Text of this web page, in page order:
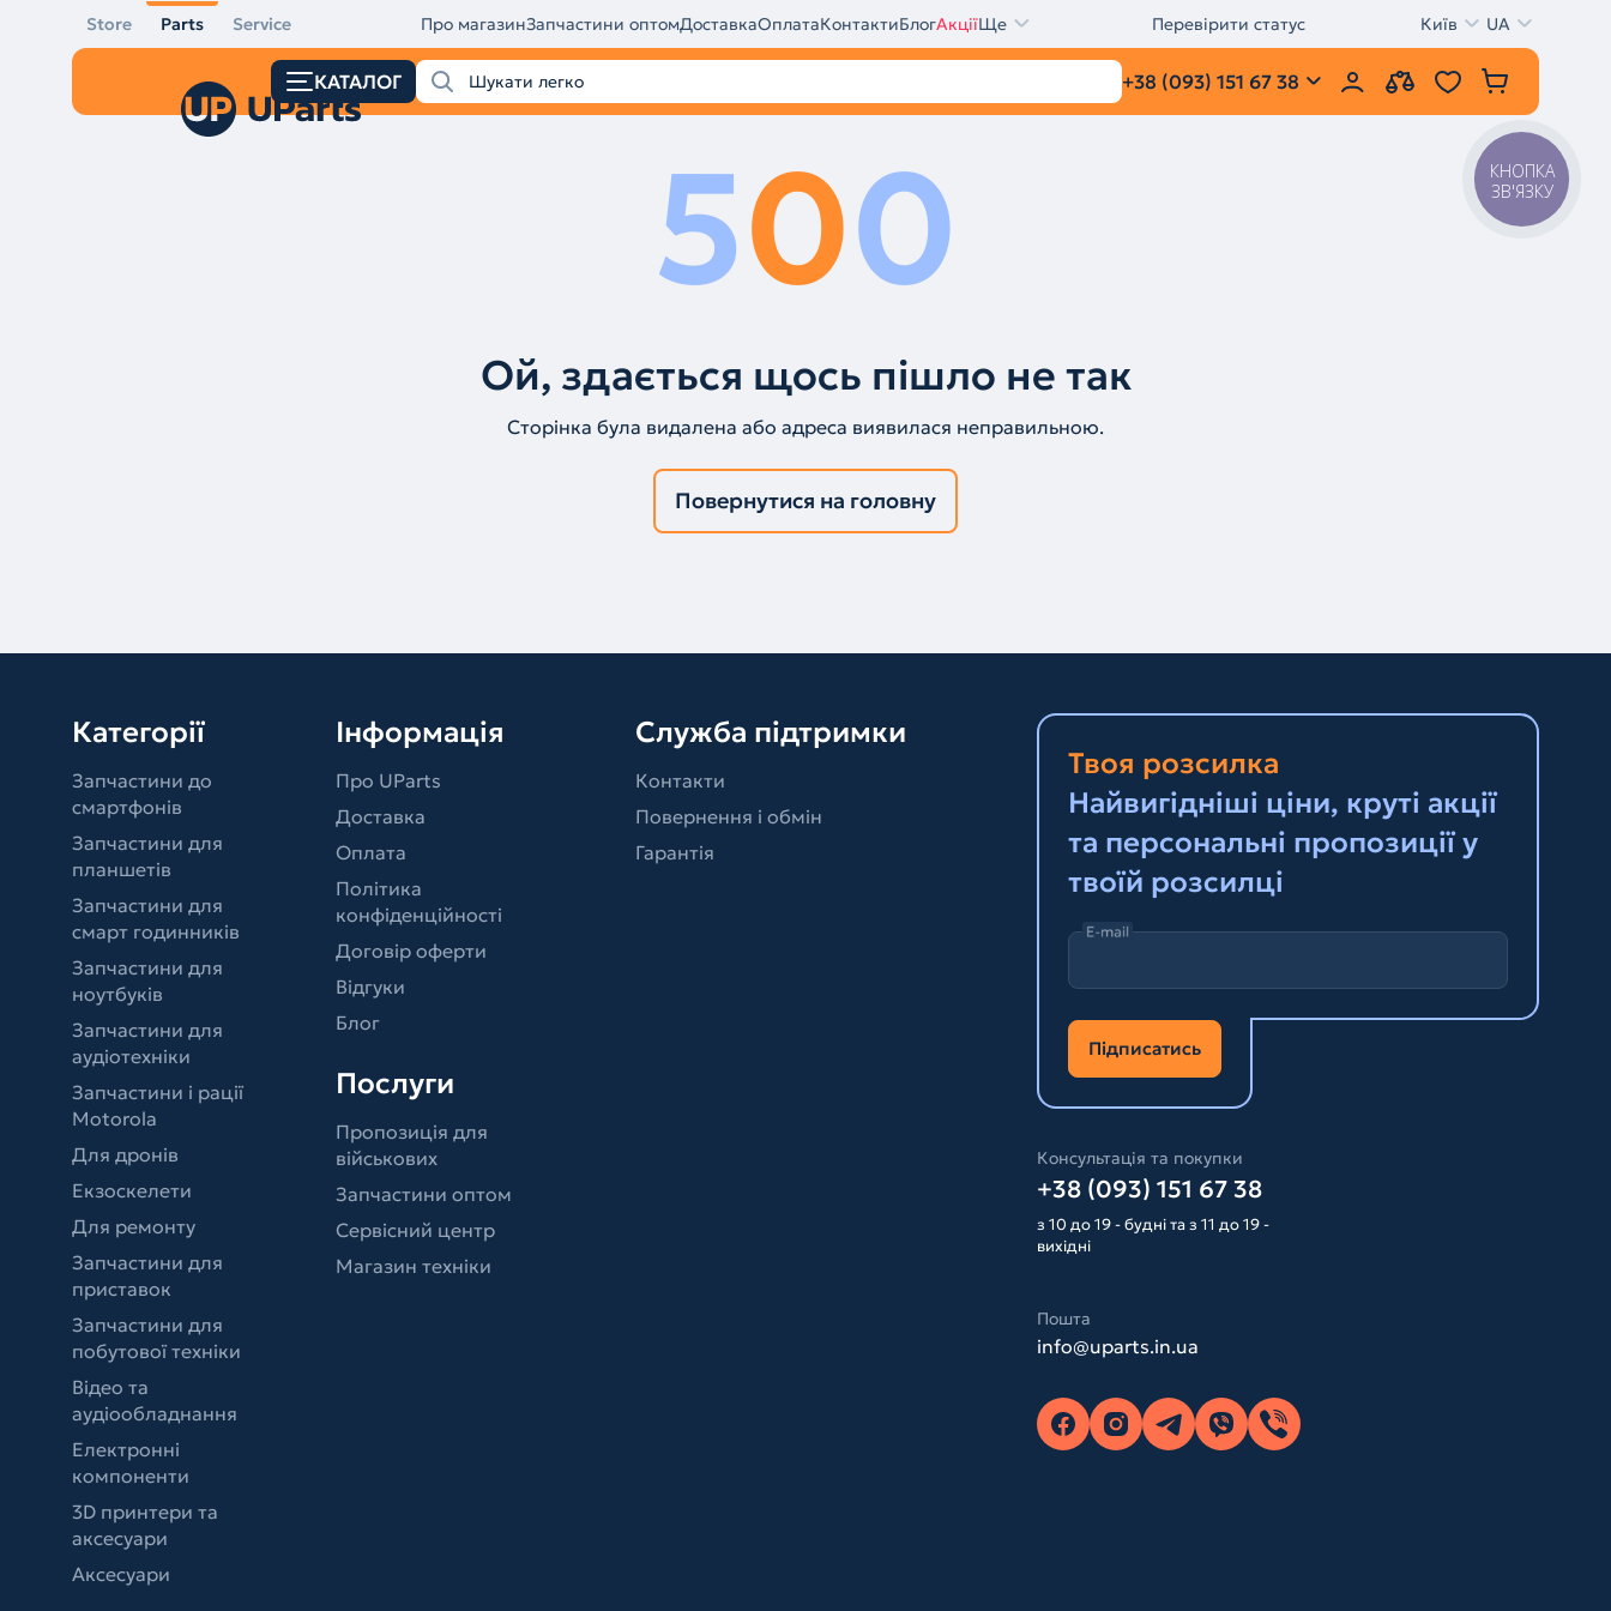
Store Parts Service Про магазинЗапчастини оптомДоставкаОплатаКонтактиБлогАкціїЩе Перевірити статус Київ UA
КАТАЛОГ +38 (093) 151 67 38
500
Ой, здається щось пішло не так
Сторінка була видалена або адреса виявилася неправильною.
Повернутися на головну
Категорії
Запчастини до
смартфонів
Запчастини для
планшетів
Запчастини для
смарт годинників
Запчастини для
ноутбуків
Запчастини для
аудіотехніки
Запчастини і рації
Motorola
Для дронів
Екзоскелети
Для ремонту
Запчастини для
приставок
Запчастини для
побутової техніки
Відео та
аудіообладнання
Електронні
компоненти
3D принтери та
аксесуари
Аксесуари
Інформація
Про UParts
Доставка
Оплата
Політика
конфіденційності
Договір оферти
Відгуки
Блог
Послуги
Пропозиція для
військових
Запчастини оптом
Сервісний центр
Магазин техніки
Служба підтримки
Контакти
Повернення і обмін
Гарантія
Твоя розсилка
Найвигідніші ціни, круті акції
та персональні пропозиції у
твоїй розсилці
E-mail
Підписатись
Консультація та покупки
+38 (093) 151 67 38
з 10 до 19 - будні та з 11 до 19 -
вихідні
Пошта
info@uparts.in.ua
КНОПКА
ЗВ'ЯЗКУ